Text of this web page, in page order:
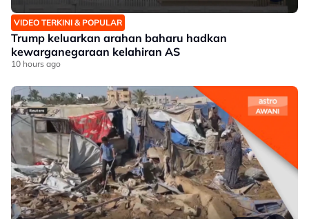
VIDEO TERKINI & POPULAR
Trump keluarkan arahan baharu hadkan
kewarganegaraan kelahiran AS
10 hours ago